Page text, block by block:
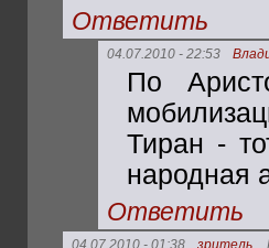
Ответить
04.07.2010 - 22:53
По
Тиран -
народная
Ответить
04.07.2010 - 01:38 зритель